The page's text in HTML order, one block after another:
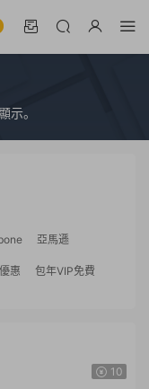
示。
亞馬遜
惠
包年VIP免費
10